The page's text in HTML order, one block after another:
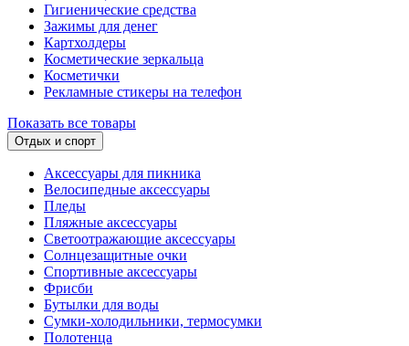
Гигиенические средства
Зажимы для денег
Картхолдеры
Косметические зеркальца
Косметички
Рекламные стикеры на телефон
Показать все товары
Отдых и спорт
Аксессуары для пикника
Велосипедные аксессуары
Пледы
Пляжные аксессуары
Светоотражающие аксессуары
Солнцезащитные очки
Спортивные аксессуары
Фрисби
Бутылки для воды
Сумки-холодильники, термосумки
Полотенца